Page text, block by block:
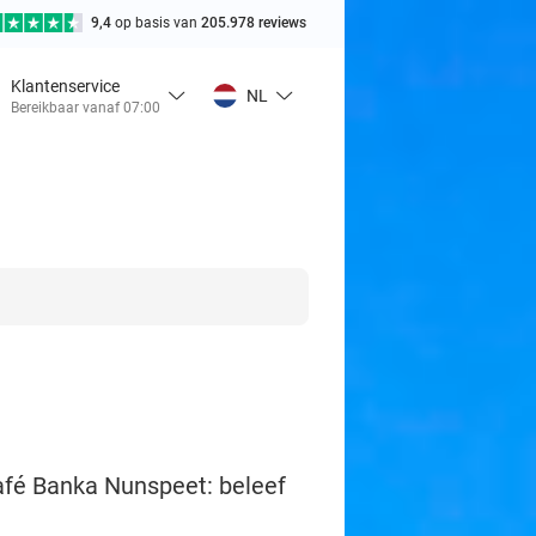
9,4 op basis van 205.978 reviews
Klantenservice
Bereikbaar vanaf 07:00
NL
Banka Nunspeet: beleef